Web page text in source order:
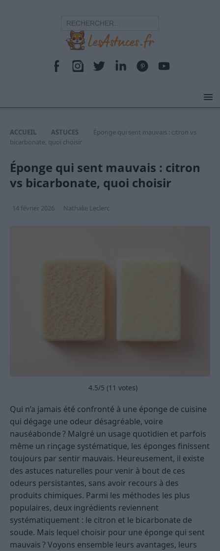
ACCUEIL ASTUCES
Éponge qui sent mauvais : citron vs
bicarbonate, quoi choisir
Éponge qui sent mauvais : citron
vs bicarbonate, quoi choisir
14 février 2026 Nathalie Leclerc
4.5/5 (11 votes)
Qui n’a jamais été confronté à une éponge de cuisine
qui dégage une odeur désagréable, voire
nauséabonde ? Malgré un usage quotidien et parfois
même un rinçage systématique, les éponges finissent
toujours par sentir mauvais. Heureusement, il existe
des astuces naturelles pour venir à bout de ces
odeurs persistantes, sans avoir recours à des
produits chimiques. Parmi les méthodes les plus
populaires, deux ingrédients reviennent
systématiquement : le citron et le bicarbonate de
soude. Mais lequel choisir pour une éponge qui sent
mauvais ? Voyons ensemble leurs avantages, leurs